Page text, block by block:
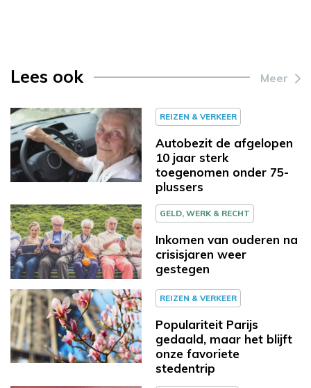
Lees ook Meer
REIZEN & VERKEER
Autobezit de afgelopen
10 jaar sterk
toegenomen onder 75-
plussers
GELD, WERK & RECHT
Inkomen van ouderen na
crisisjaren weer
gestegen
REIZEN & VERKEER
Populariteit Parijs
gedaald, maar het blijft
onze favoriete
stedentrip